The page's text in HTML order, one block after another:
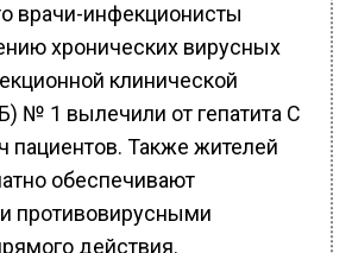
врачи-инфекционисты
хронических вирусных
клинической
№ 1 вылечили от гепатита С
пациентов. Также жителей
обеспечивают
противовирусными
действия.